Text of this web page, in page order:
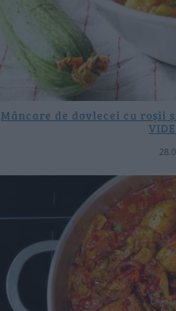
Mâncare de dovlecei cu roșii